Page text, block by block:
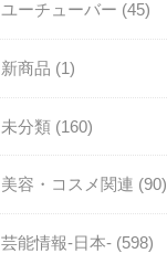
ユーチューバー (45)
新商品 (1)
未分類 (160)
美容・コスメ関連 (90)
芸能情報-日本- (598)